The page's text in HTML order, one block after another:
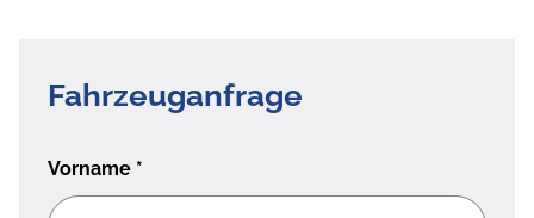
Fahrzeuganfrage
Vorname *